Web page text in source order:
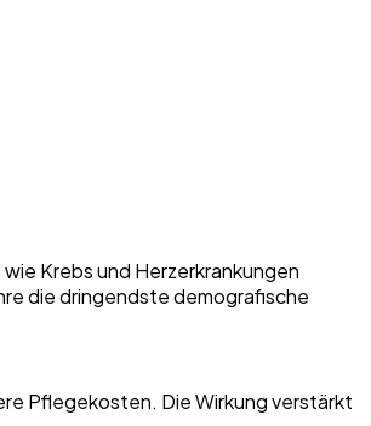
Krebs und Herzerkrankungen
die dringendste demografische
Pflegekosten. Die Wirkung verstärkt